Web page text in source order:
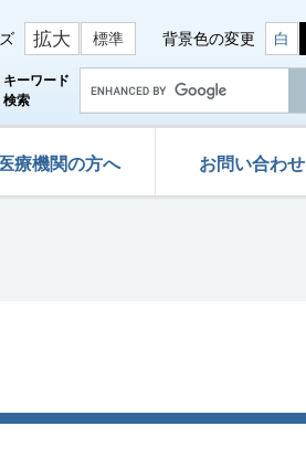
拡大 標準 背景色の変更 白
キーワード
検索
o
l
e
カ
医療機関の方へ お問い合わせ